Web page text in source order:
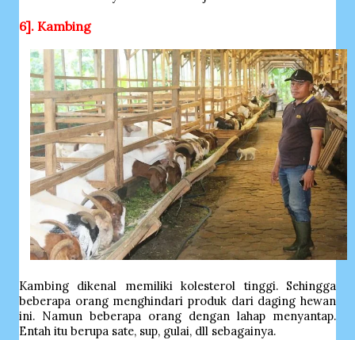
6]. Kambing
Kambing dikenal memiliki kolesterol tinggi. Sehingga
beberapa orang menghindari produk dari daging hewan
ini. Namun beberapa orang dengan lahap menyantap.
Entah itu berupa sate, sup, gulai, dll sebagainya.